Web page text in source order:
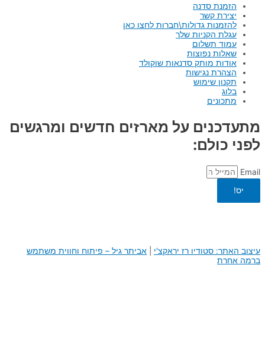
הזמנת סדנה
יצירת קשר
להזמנות גדולות\חברות לחצו כאן
עגלת הקניות שלך
עמוד תשלום
שאלות נפוצות
אודות מותק סדנאות שוקולד
הצהרת נגישות
תקנון שימוש
בלוג
מתכונים
מתעדכנים על מארזים חדשים ומרגשים
לפני כולם:
Email
יס!
עיצוב האתר: סטודיו רז יראקצ'י אביתר גיל – פיתוח וחווית משתמש
ברמה אחרת